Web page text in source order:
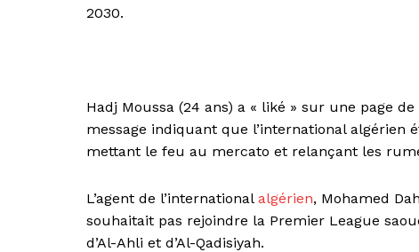
2030.
Hadj Moussa (24 ans) a « liké » sur une page
message indiquant que l’international
mettant le feu au mercato et relançant les
L’agent de l’international algérien, Mohamed
souhaitait pas rejoindre la Premier League
d’Al-Ahli et d’Al-Qadisiyah.